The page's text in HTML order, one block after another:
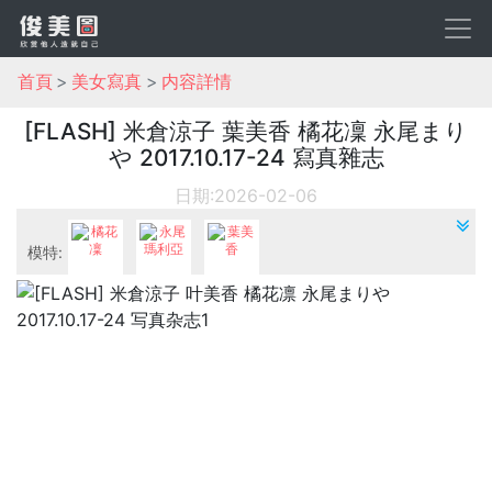
首頁 美女寫真 内容詳情
[FLASH] 米倉涼子 葉美香 橘花凜 永尾まり
や 2017.10.17-24 寫真雜志
日期:2026-02-06
模特:
橘花凜 永尾瑪利亞 葉美香
FLASH雜志寫真